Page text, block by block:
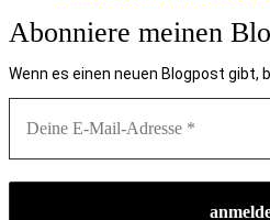
Abonniere meinen
Wenn es einen neuen Blogpost gibt,